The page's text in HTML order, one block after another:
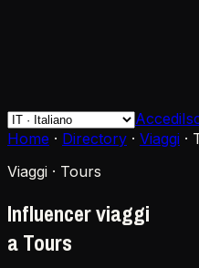
Accedi
Home · Directory · Viaggi ·
Viaggi · Tours
Influencer viaggi
a Tours